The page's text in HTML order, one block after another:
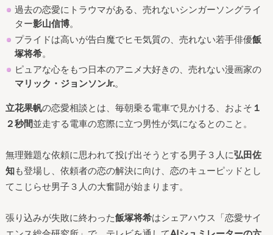
過去の恋愛にトラウマがある、売れないシンガーソングライ
ター影山信博。
プライドは高いが告白魔でヒモ気質の、売れない若手俳優飯
塚将希。
ピュアな心をもつ日本のアニメ大好きの、売れない漫画家の
マリック・ジョンソンJr.。
立花果帆の恋愛相談とは、毎朝乗る電車で見かける、およそ １
２秒間並走する電車の窓際に立つ男性が気になるとのこと。
無理難題な依頼に思われて投げ出そうとする男子３人に弘田佐
知も登場し、依頼者の恋の解決に向け、恋のキューピッドとし
てこじらせ男子３人の大奮闘が始まります。
張り込みが失敗に終わった飯塚将希はシェアハウス「恋愛サイ